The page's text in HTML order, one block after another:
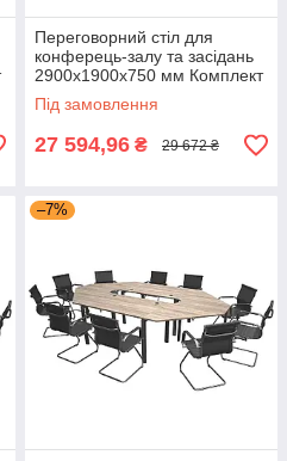
Переговорний стіл для
конферець-залу та засідань
2900х1900х750 мм Комплект
6 Сігма В'яз Ліберті
Димчастий каркас Чорний
Під замовлення
27 594,96 ₴ 29 672 ₴
–7%